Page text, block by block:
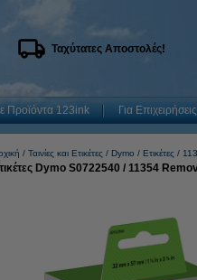
Ταχύτατες Αποστολές!
Προϊόντα 123ink Για
Ταινίες και Ετικέτες Dymo Ετικέτες
Dymo S0722540 / 11354